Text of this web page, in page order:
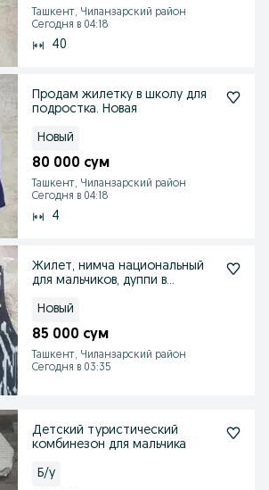
Ташкент, Чиланзарский район
Сегодня в 04:18
40
Продам жилетку в школу для
подростка. Новая
Новый
80 000 сум
Ташкент, Чиланзарский район
Сегодня в 04:18
4
Жилет, нимча национальный
для мальчиков, дуппи в
Новый
85 000 сум
Ташкент, Чиланзарский район
Сегодня в 03:35
Детский туристический
комбинезон для мальчика
Б/у